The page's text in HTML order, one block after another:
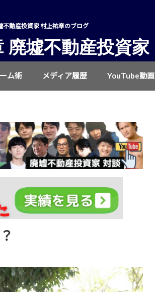
不動産投資家 村上祐章のブログ
廃墟不動産投資家
ム術 メディア履歴 YouTube動画